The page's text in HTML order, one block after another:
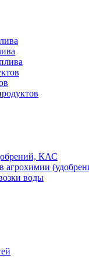
КАС
агрохимии
воды